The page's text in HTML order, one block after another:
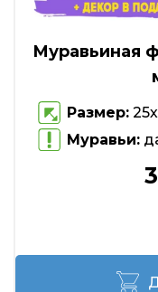
Муравьиная
Размер:
Муравьи: